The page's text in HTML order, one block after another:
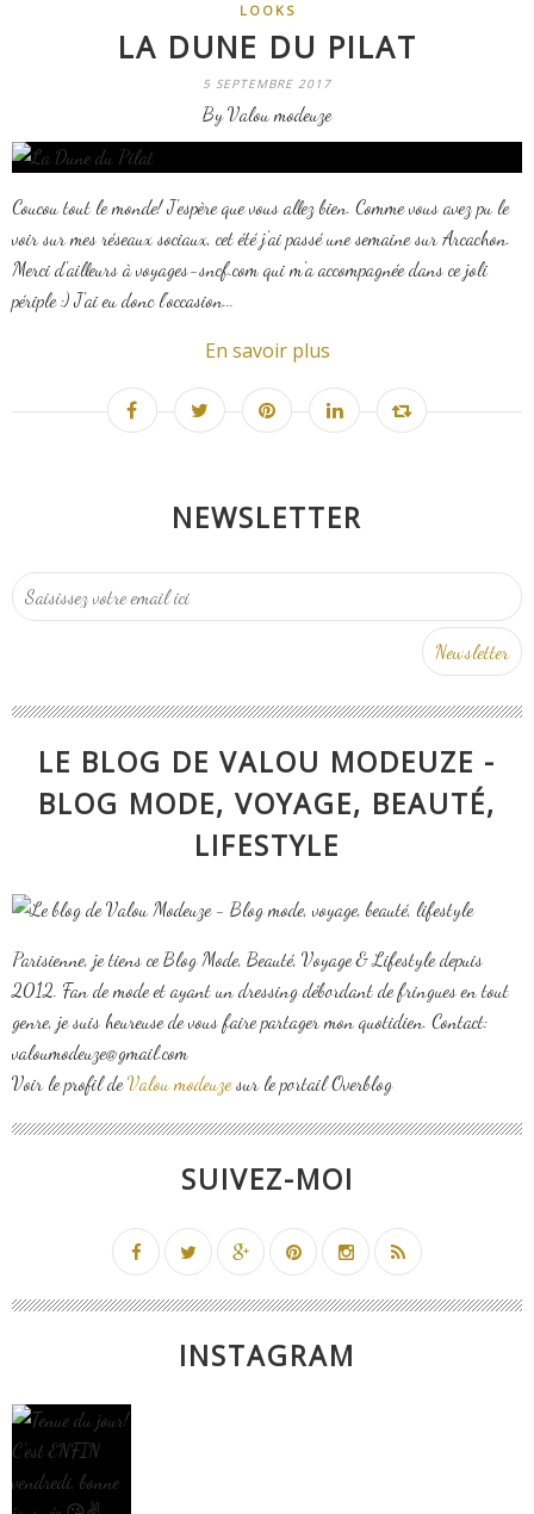
LOOKS
LA DUNE DU PILAT
5 SEPTEMBRE 2017
By Valou modeuze
Coucou tout le monde! J'espère que vous allez bien. Comme vous avez pu le
voir sur mes réseaux sociaux, cet été j'ai passé une semaine sur Arcachon.
Merci d'ailleurs à voyages-sncf.com qui m'a accompagnée dans ce joli
périple :) J'ai eu donc l'occasion...
En savoir plus
NEWSLETTER
LE BLOG DE VALOU MODEUZE -
BLOG MODE, VOYAGE, BEAUTÉ,
LIFESTYLE
Parisienne, je tiens ce Blog Mode, Beauté, Voyage & Lifestyle depuis
2012. Fan de mode et ayant un dressing débordant de fringues en tout
genre, je suis heureuse de vous faire partager mon quotidien. Contact:
valoumodeuze@gmail.com
Voir le profil deValou modeuzesur le portail Overblog
SUIVEZ-MOI
INSTAGRAM